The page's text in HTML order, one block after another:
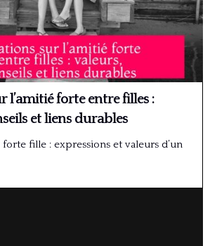
l’amitié forte entre filles :
et liens durables
fille : expressions et valeurs d’un